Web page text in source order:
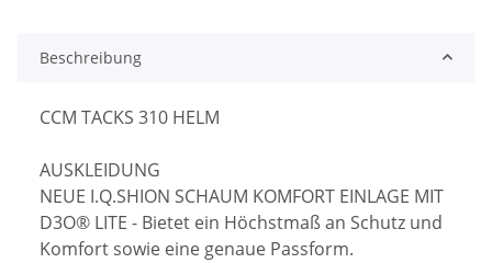
Beschreibung
CCM TACKS 310 HELM
AUSKLEIDUNG
NEUE I.Q.SHION SCHAUM KOMFORT EINLAGE MIT
D3O® LITE - Bietet ein Höchstmaß an Schutz und
Komfort sowie eine genaue Passform.